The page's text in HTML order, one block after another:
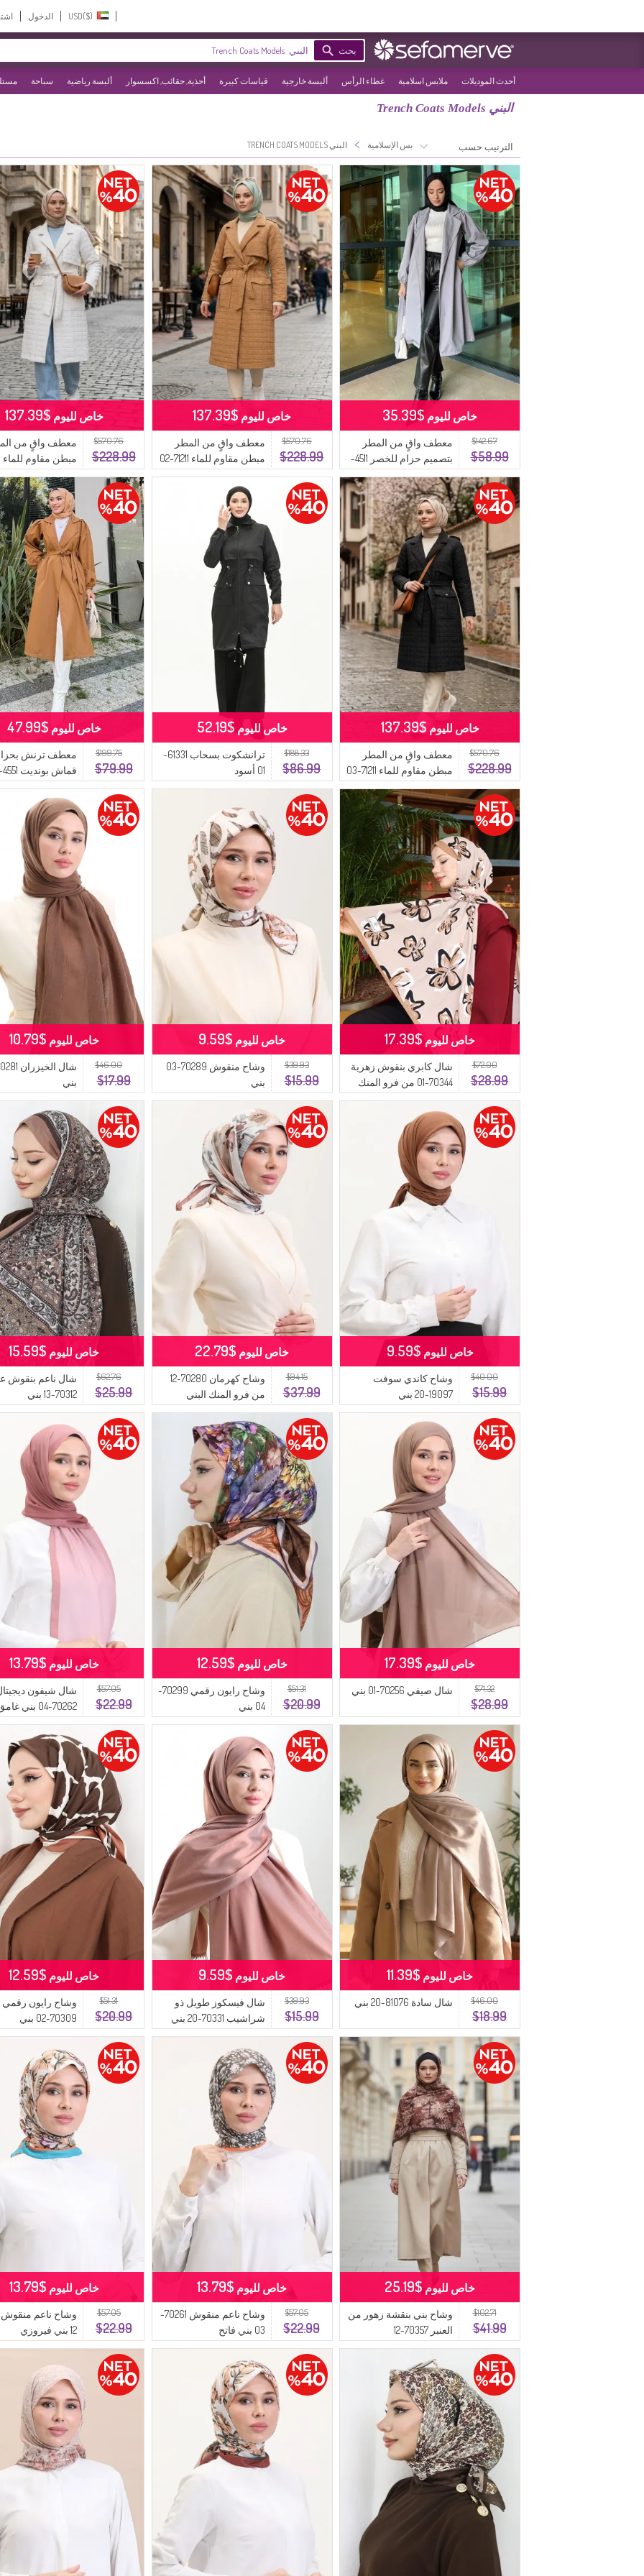
الدخول
بحث
أحدث الموديلات ملابس اسلامية غطاء الرأس ألبسة خارجية قياسات كبيرة أحذية, حقائب, اكسسوار ألبسة رياضية سباحة
البني Trench Coats Models
الصفحة الرئيسية الملابس الإسلامية > البني TRENCH COATS MODELS
$142.67
$58.99
معطف واقٍ من المطر
بتصميم حزام للخصر 4511-
03 لون رمادي
خاص لليوم $35.39
$570.76
$228.99
معطف واقٍ من المطر
مبطن مقاوم للماء 71211-02
لون جملي
خاص لليوم $137.39
$570.76
$228.99
معطف واقٍ من
كريمي
خاص لليوم $137.39
$570.76
$228.99
معطف واقٍ من المطر
مبطن مقاوم للماء 71211-03
أسود
خاص لليوم $137.39
$188.33
$86.99
ترانشكوت بسحاب 61331-
01 أسود
خاص لليوم $52.19
$199.75
$79.99
معطف ترنش
القهوة الحليبية
خاص لليوم $47.99
$72.00
$28.99
شال كابري بنقوش زهرية
70344-01 من فرو المنك
البني
خاص لليوم $17.39
$39.93
$15.99
وشاح منقوش 70289-03
بني
خاص لليوم $9.59
$46.00
$17.99
بني
خاص لليوم $10.79
$40.00
$15.99
وشاح كاندي سوفت
19097-20 بني
خاص لليوم $9.59
$94.15
$37.99
وشاح كهرمان 70280-12
من فرو المنك البني
خاص لليوم $22.79
$62.76
$25.99
شال ناعم بنقوش
70312-13 بني
خاص لليوم $15.59
$71.32
$28.99
شال صيفي 70256-01 بني
خاص لليوم $17.39
$51.31
$20.99
وشاح رايون رقمي 70299-
04 بني
خاص لليوم $12.59
$57.05
$22.99
شال شيفون
70262-04 بني غامق
خاص لليوم $13.79
$46.00
$18.99
شال سادة 81076-20 بني
خاص لليوم $11.39
$39.93
$15.99
شال فيسكوز طويل ذو
شراشيب 70331-20 بني
فاتح
خاص لليوم $9.59
$51.31
$20.99
وشاح رايون رقمي
70309-02 بني
خاص لليوم $12.59
$102.71
$41.99
وشاح بني بنقشة زهور من
العنبر 70357-12
خاص لليوم $25.19
$57.05
$22.99
وشاح ناعم منقوش 70261-
03 بني فاتح
خاص لليوم $13.79
$57.05
$22.99
12 بني فيروزي
خاص لليوم $13.79